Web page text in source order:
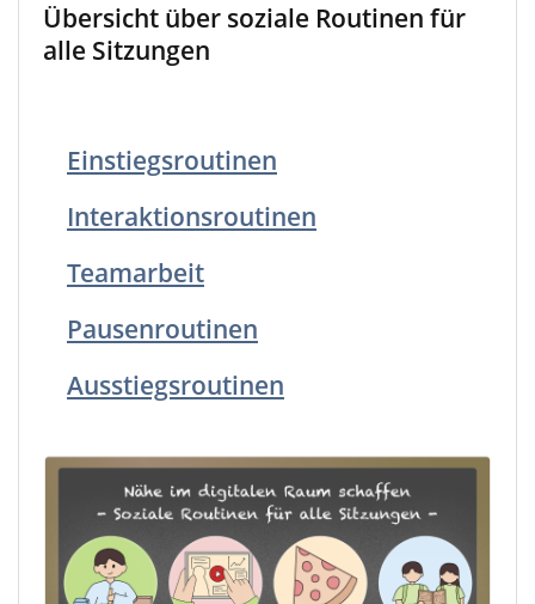
Übersicht über soziale Routinen für
alle Sitzungen
Einstiegsroutinen
Interaktionsroutinen
Teamarbeit
Pausenroutinen
Ausstiegsroutinen